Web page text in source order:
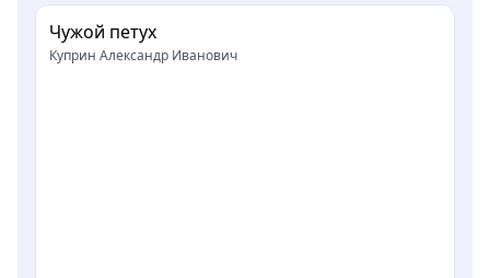
Чужой петух
Куприн Александр Иванович